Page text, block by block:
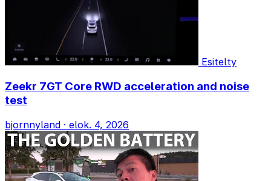
Esitelty
Zeekr 7GT Core RWD acceleration and noise
test
bjornnyland · elok. 4, 2026